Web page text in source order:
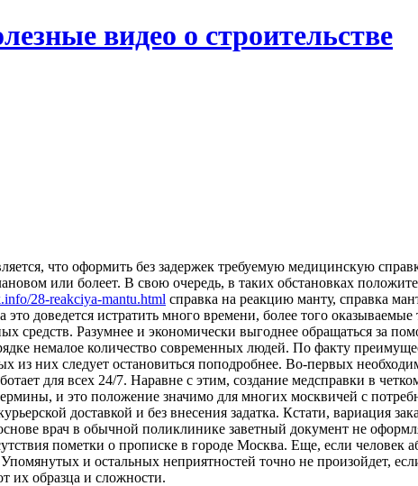
видео о строительстве
что оформить без задержек требуемую медицинскую
или болеет. В свою очередь, в таких обстановках
28-reakciya-mantu.html справка на реакцию манту, справка
доведется истратить много времени, более того
средств. Разумнее и экономически выгоднее обращаться за
немалое количество современных людей. По факту
них следует остановиться поподробнее. Во-первых
для всех 24/7. Наравне с этим, создание медсправки в
и это положение значимо для многих москвичей с
доставкой и без внесения задатка. Кстати, вариация
врач в обычной поликлинике заветный документ не
пометки о прописке в городе Москва. Еще, если человек
и остальных неприятностей точно не произойдет,
их образца и сложности.